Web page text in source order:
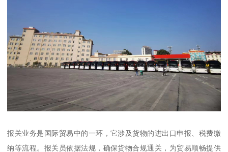
报关业务是国际贸易中的一环，它涉及货物的进出口申报、税费缴
纳等流程。报关员依据法规，确保货物合规通关，为贸易顺畅提供